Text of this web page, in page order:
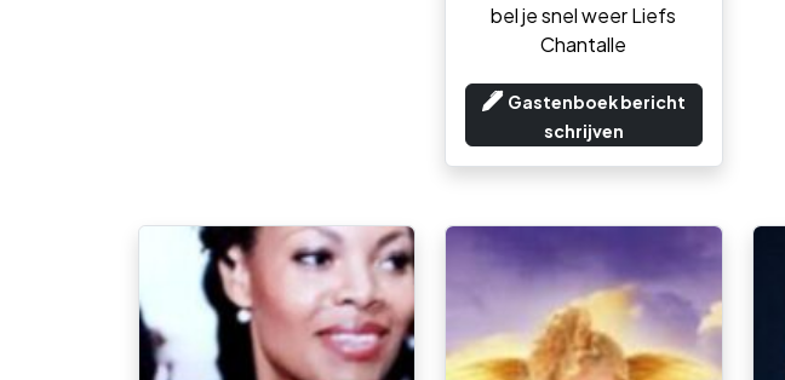
bel je snel weer Liefs
Chantalle
Gastenboek bericht
schrijven